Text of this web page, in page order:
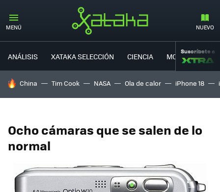
MENÚ NUEVO
ANÁLISIS XATAKA SELECCIÓN CIENCIA MOVILIDAD
Suscríbete a
HOY SE HABLA DE
China Tim Cook NASA Ola de calor iPhone 18
Ocho cámaras que se salen de lo
normal